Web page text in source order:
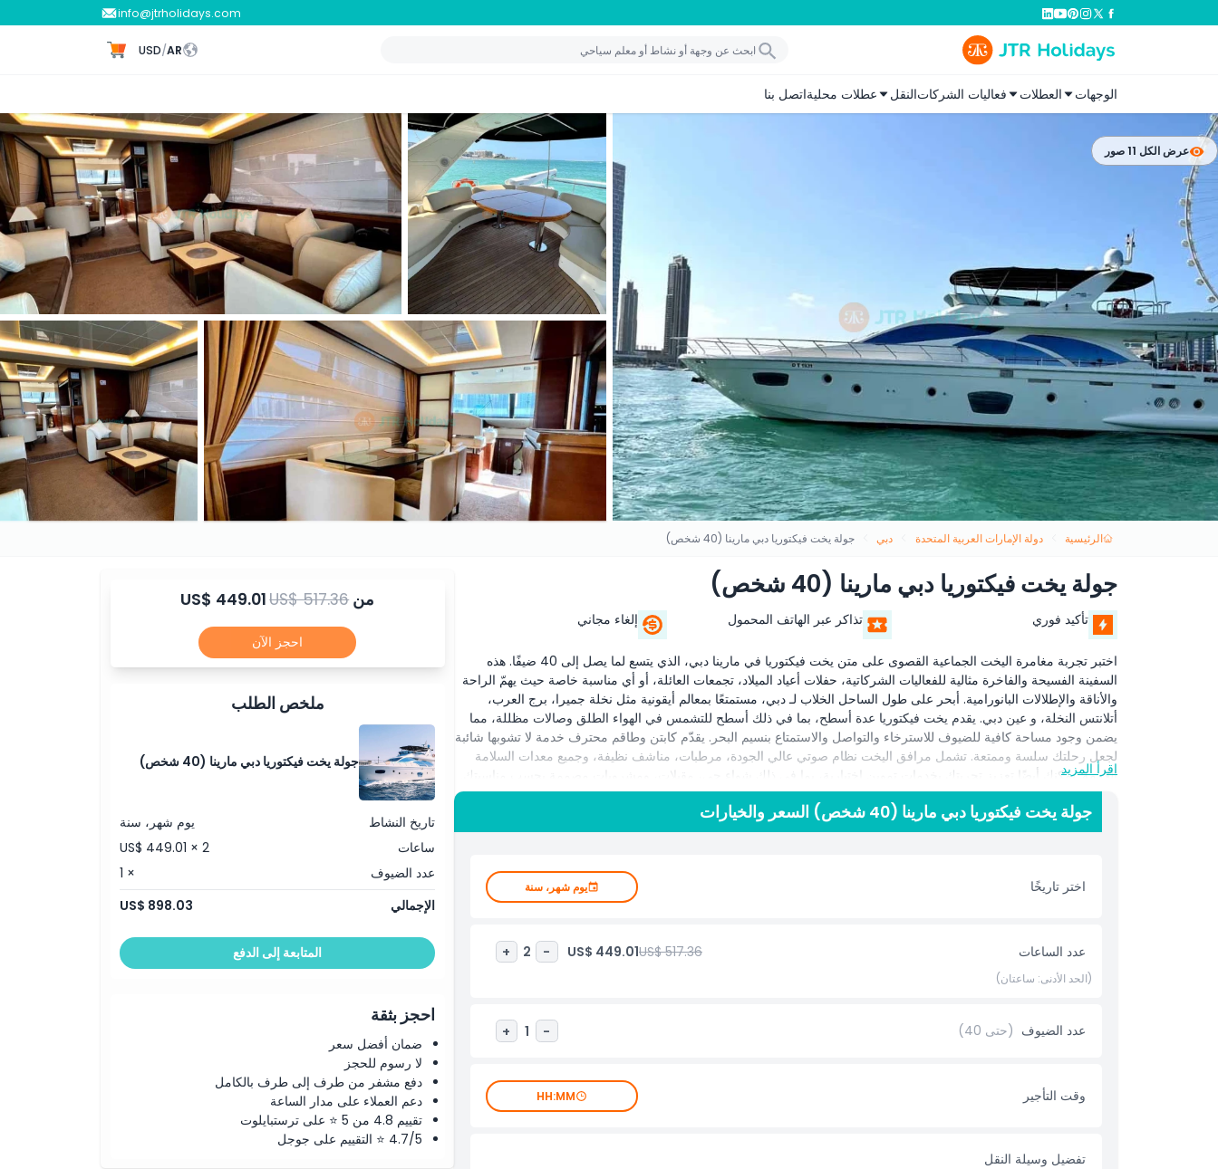
info@jtrholidays.com
AR
/
USD
الوجهات العطلات فعاليات الشركاتالنقل عطلات محليةاتصل بنا
عرض الكل 11 صور
الرئيسية دولة الإمارات العربية المتحدة دبي جولة يخت فيكتوريا دبي مارينا (40 شخص)
جولة يخت فيكتوريا دبي مارينا (40 شخص)
تأكيد فوري تذاكر عبر الهاتف المحمول إلغاء مجاني
اختبر تجربة مغامرة اليخت الجماعية القصوى على متن يخت فيكتوريا في مارينا دبي، الذي يتسع لما يصل إلى 40 ضيفًا. هذه
السفينة الفسيحة والفاخرة مثالية للفعاليات الشركاتية، حفلات أعياد الميلاد، تجمعات العائلة، أو أي مناسبة خاصة حيث يهمّ الراحة
والأناقة والإطلالات البانورامية. أبحر على طول الساحل الخلاب لـ دبي، مستمتعًا بمعالم أيقونية مثل نخلة جميرا، برج العرب،
أتلانتس النخلة، و عين دبي. يقدم يخت فيكتوريا عدة أسطح، بما في ذلك أسطح للتشمس في الهواء الطلق وصالات مظللة، مما
يضمن وجود مساحة كافية للضيوف للاسترخاء والتواصل والاستمتاع بنسيم البحر. يقدّم كابتن وطاقم محترف خدمة لا تشوبها شائبة
لجعل رحلتك سلسة وممتعة. تشمل مرافق اليخت نظام صوتي عالي الجودة، مرطبات، مناشف نظيفة، وجميع معدات السلامة
اللازمة. يمكنك أيضًا تعزيز تجربتك بخدمات تموين اختيارية، بما في ذلك شواء حي، مقبلات، ومشروبات مصممة بحسب مناسبتك.
سواء كانت نزهة شركاتية، احتفال بعيد ميلاد، أو حفلة خاصة فاخرة، تضمن رحلة يخت فيكتوريا رحلة بحرية أنيقة ولا تُنسى عبر
مياه مارينا دبي البراقة.
إضافة إضافية
ما يجب معرفته
اقرأ المزيد
جولة يخت فيكتوريا دبي مارينا (40 شخص) السعر والخيارات
اختر تاريخًا يوم شهر، سنة
عدد الساعات US$ 517.36
US$ 449.01
-
2
+
(الحد الأدنى: ساعتان)
عدد الضيوف (حتى 40) -
1
+
وقت التأجير HH:MM
تفضيل وسيلة النقل
من US$ 449.01US$ 517.36
احجز الآن
ملخص الطلب
جولة يخت فيكتوريا دبي مارينا (40 شخص)
تاريخ النشاط
يوم شهر، سنة
ساعات
US$ 449.01 × 2
عدد الضيوف
× 1
الإجمالي
US$ 898.03
المتابعة إلى الدفع
احجز بثقة
ضمان أفضل سعر
لا رسوم للحجز
دفع مشفر من طرف إلى طرف بالكامل
دعم العملاء على مدار الساعة
تقييم 4.8 من 5 ⭐ على ترستبايلوت
4.7/5 ⭐ التقييم على جوجل